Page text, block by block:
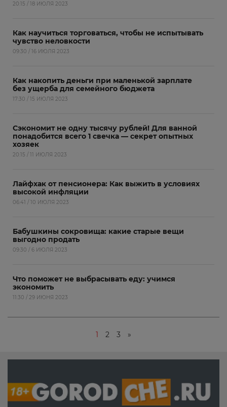
20:15 / 18 ИЮЛЯ 2023
Как научиться торговаться, чтобы не испытывать
чувство неловкости
09:30 / 16 ИЮЛЯ 2023
Как накопить деньги при маленькой зарплате
без ущерба для семейного бюджета
17:30 / 15 ИЮЛЯ 2023
Сэкономит не одну тысячу рублей! Для ванной
понадобится всего 1 свечка — секрет опытных
хозяек
20:15 / 11 ИЮЛЯ 2023
Лайфхак от пенсионера: Как выжить в условиях
высокой инфляции
06:41 / 10 ИЮЛЯ 2023
Бабушкины сокровища: какие старые вещи
выгодно продать
09:30 / 6 ИЮЛЯ 2023
Что поможет не выбрасывать еду: учимся
экономить
11:30 / 29 ИЮНЯ 2023
1 2 3 »